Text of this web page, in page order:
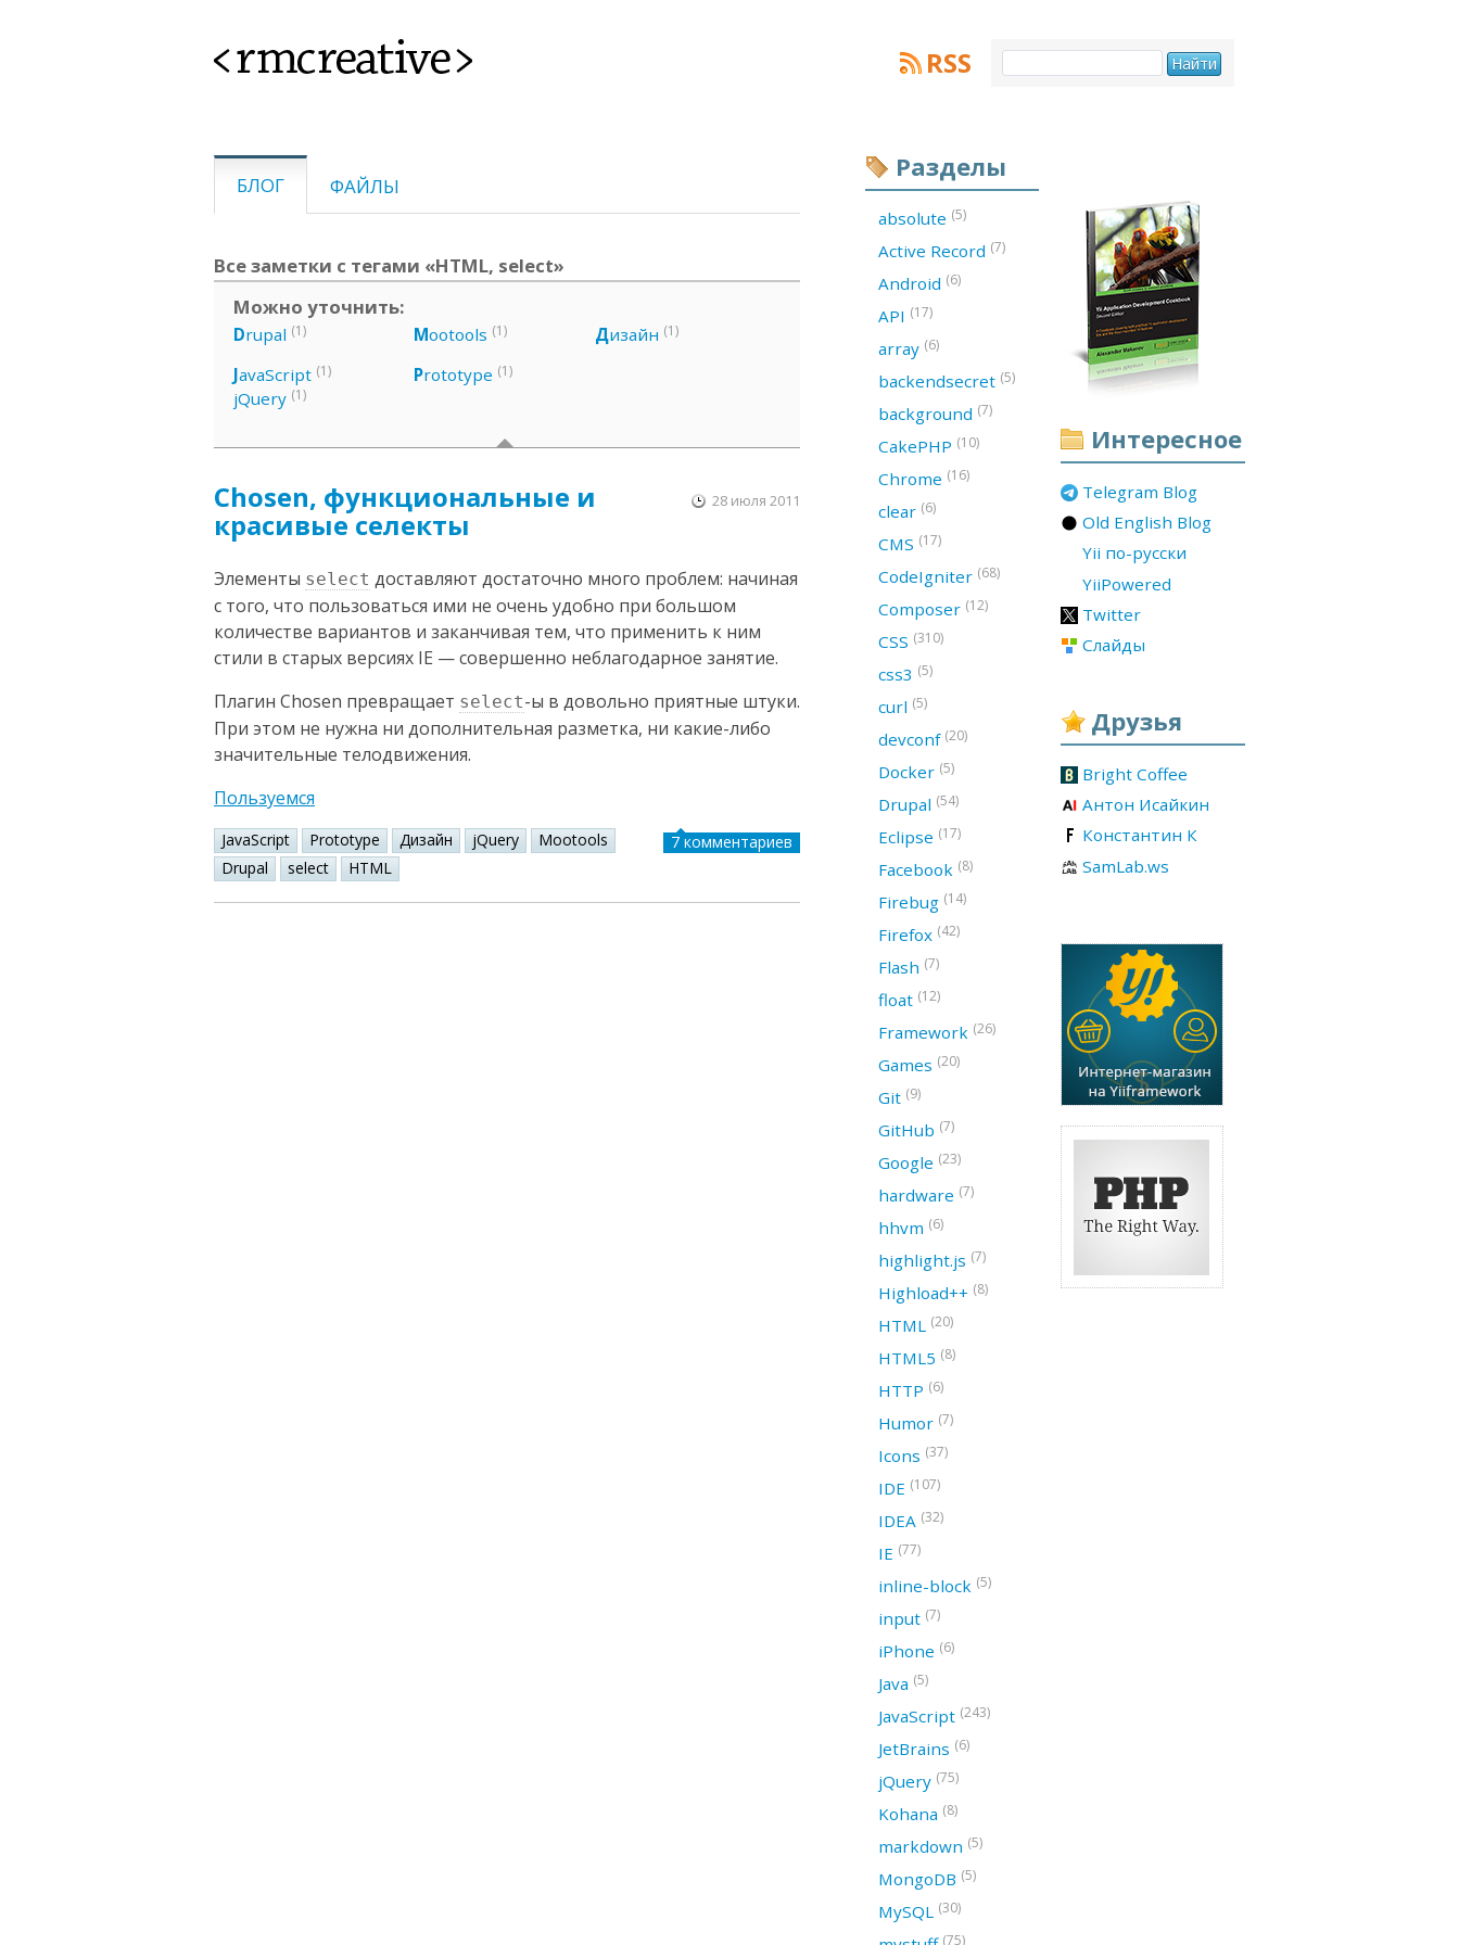
<rmcreative> RSS
БЛОГ ФАЙЛЫ
Все заметки с тегами «HTML, select»
Можно уточнить:
Drupal (1)
JavaScript (1)
jQuery (1)
Mootools (1)
Prototype (1)
Дизайн (1)
Chosen, функциональные и
красивые селекты
28 июля 2011
Элементы select доставляют достаточно много проблем: начиная
с того, что пользоваться ими не очень удобно при большом
количестве вариантов и заканчивая тем, что применить к ним
стили в старых версиях IE — совершенно неблагодарное занятие.
Плагин Chosen превращает select-ы в довольно приятные штуки.
При этом не нужна ни дополнительная разметка, ни какие-либо
значительные телодвижения.
Пользуемся
JavaScript Prototype Дизайн jQuery
Mootools
Drupal
select HTML
7 комментариев
Интересное
Telegram Blog
Old English Blog
Yii по-русски
YiiPowered
Twitter
Слайды
Друзья
Bright Coffee
Антон Исайкин
Константин К
SamLab.ws
Разделы
absolute (5)
Active Record (7)
Android (6)
API (17)
array (6)
backendsecret (5)
background (7)
CakePHP (10)
Chrome (16)
clear (6)
CMS (17)
CodeIgniter (68)
Composer (12)
CSS (310)
css3 (5)
curl (5)
devconf (20)
Docker (5)
Drupal (54)
Eclipse (17)
Facebook (8)
Firebug (14)
Firefox (42)
Flash (7)
float (12)
Framework (26)
Games (20)
Git (9)
GitHub (7)
Google (23)
hardware (7)
hhvm (6)
highlight.js (7)
Highload++ (8)
HTML (20)
HTML5 (8)
HTTP (6)
Humor (7)
Icons (37)
IDE (107)
IDEA (32)
IE (77)
inline-block (5)
input (7)
iPhone (6)
Java (5)
JavaScript (243)
JetBrains (6)
jQuery (75)
Kohana (8)
markdown (5)
MongoDB (5)
MySQL (30)
(75)